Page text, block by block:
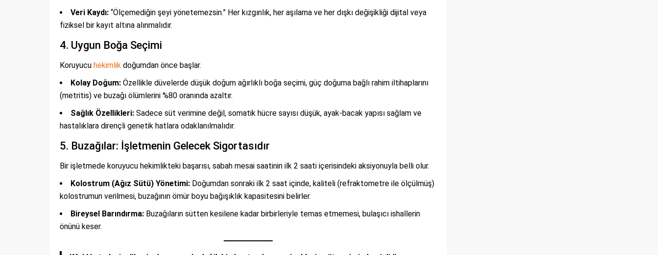
Veri Kaydı: “Ölçemediğin şeyi yönetemezsin.” Her kızgınlık, her aşılama ve her dışkı değişikliği dijital veya
fiziksel bir kayıt altına alınmalıdır.
4. Uygun Boğa Seçimi
Koruyucu hekimlik doğumdan önce başlar.
Kolay Doğum: Özellikle düvelerde düşük doğum ağırlıklı boğa seçimi, güç doğuma bağlı rahim iltihaplarını
(metritis) ve buzağı ölümlerini %80 oranında azaltır.
Sağlık Özellikleri: Sadece süt verimine değil, somatik hücre sayısı düşük, ayak-bacak yapısı sağlam ve
hastalıklara dirençli genetik hatlara odaklanılmalıdır.
5. Buzağılar: İşletmenin Gelecek Sigortasıdır
Bir işletmede koruyucu hekimlikteki başarısı, sabah mesai saatinin ilk 2 saati içerisindeki aksiyonuyla belli olur.
Kolostrum (Ağız Sütü) Yönetimi: Doğumdan sonraki ilk 2 saat içinde, kaliteli (refraktometre ile ölçülmüş)
kolostrumun verilmesi, buzağının ömür boyu bağışıklık kapasitesini belirler.
Bireysel Barındırma: Buzağıların sütten kesilene kadar birbirleriyle temas etmemesi, bulaşıcı ishallerin
önünü keser.